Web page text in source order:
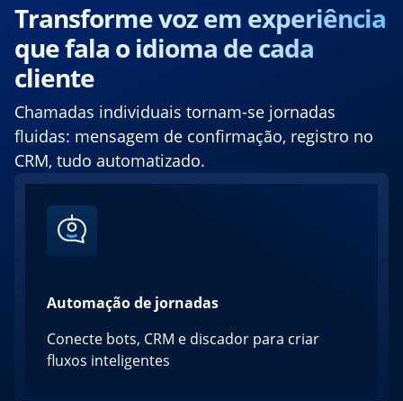
Transforme voz em experiência
que fala o idioma de cada
cliente
Chamadas individuais tornam-se jornadas
fluidas: mensagem de confirmação, registro no
CRM, tudo automatizado.
Automação de jornadas
Conecte bots, CRM e discador para criar
fluxos inteligentes